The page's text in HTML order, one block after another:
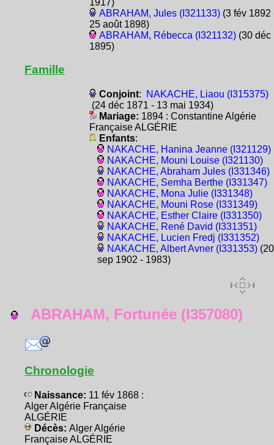
1917)
ABRAHAM, Jules (I321133)(3 fév 1892
25 août 1898)
ABRAHAM, Rébecca (I321132)(30 déc
1895)
Famille
Conjoint:
NAKACHE, Liaou (I315375)
(24 déc 1871 - 13 mai 1934)
Mariage: 1894 : Constantine Algérie
Française ALGÉRIE
Enfants:
NAKACHE, Hanina Jeanne (I321129)
NAKACHE, Mouni Louise (I321130)
NAKACHE, Abraham Jules (I331346)
NAKACHE, Semha Berthe (I331347)
NAKACHE, Mona Julie (I331348)
NAKACHE, Mouni Rose (I331349)
NAKACHE, Esther Claire (I331350)
NAKACHE, René David (I331351)
NAKACHE, Lucien Fredj (I331352)
NAKACHE, Albert Avner (I331353)(20
sep 1902 - 1983)
ABRAHAM, Fortunée (I357080)
Chronologie
Naissance: 11 fév 1868 :
Alger Algérie Française
ALGÉRIE
Décès: Alger Algérie
Française ALGÉRIE